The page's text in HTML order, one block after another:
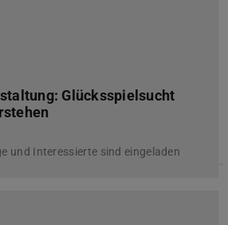
Glücksspielsucht
und Interessierte sind eingeladen